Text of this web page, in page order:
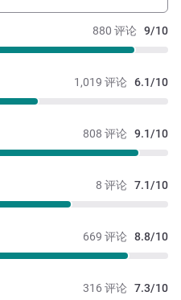
880 评论 9/10
1,019 评论 6.1/10
808 评论 9.1/10
8 评论 7.1/10
669 评论 8.8/10
316 评论 7.3/10